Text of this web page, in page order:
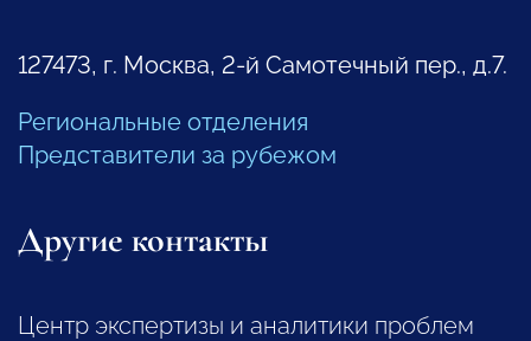
127473, г. Москва, 2-й Самотечный пер., д.7.
Региональные отделения
Представители за рубежом
Другие контакты
Центр экспертизы и аналитики проблем